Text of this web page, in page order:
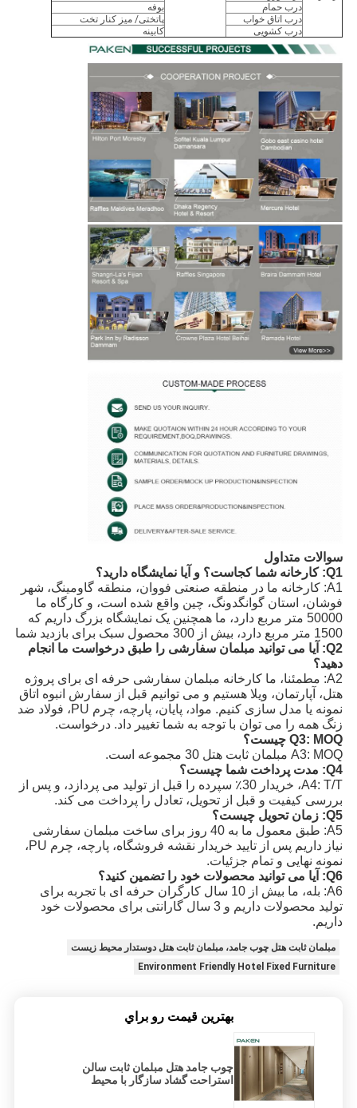
درب حمام
بوفه
درب اتاق خواب
پاتختی/ میز کنار تخت
درب کشویی
کابینه
سوالات متداول
Q1: کارخانه شما کجاست؟ و آیا نمایشگاه دارید؟
A1: کارخانه ما در منطقه صنعتی فووان، منطقه گاومینگ، شهر
فوشان، استان گوانگدونگ، چین واقع شده است، و کارگاه ما
50000 متر مربع دارد، ما همچنین یک نمایشگاه بزرگ داریم که
1500 متر مربع دارد، بیش از 300 محصول سبک برای بازدید شما
Q2: آیا می توانید مبلمان سفارشی را طبق درخواست ما انجام
دهید؟
A2: مطمئنا، ما کارخانه مبلمان سفارشی حرفه ای برای پروژه
هتل، آپارتمان، ویلا هستیم و می توانیم قبل از سفارش انبوه اتاق
نمونه یا مدل سازی کنیم. مواد، پایان، پارچه، چرم PU، فولاد ضد
زنگ همه را می توان با توجه به شما تغییر داد. درخواست.
Q3: MOQ چیست؟
A3: MOQ مبلمان ثابت هتل 30 مجموعه است.
Q4: مدت پرداخت شما چیست؟
A4: T/T، خریدار 30٪ سپرده را قبل از تولید می پردازد، و پس از
بررسی کیفیت و قبل از تحویل، تعادل را پرداخت می کند.
Q5: زمان تحویل چیست؟
A5: طبق معمول ما به 40 روز برای ساخت مبلمان سفارشی
نیاز داریم پس از تایید خریدار نقشه فروشگاه، پارچه، چرم PU،
نمونه نهایی و تمام جزئیات.
Q6: آیا می توانید محصولات خود را تضمین کنید؟
A6: بله، ما بیش از 10 سال کارگران حرفه ای با تجربه برای
تولید محصولات داریم و 3 سال گارانتی برای محصولات خود
داریم.
مبلمان ثابت هتل چوب جامد، مبلمان ثابت هتل دوستدار محیط زیست
Environment Friendly Hotel Fixed Furniture
بهترين قيمت رو براي
چوب جامد هتل مبلمان ثابت سالن
استراحت گشاد سازگار با محیط